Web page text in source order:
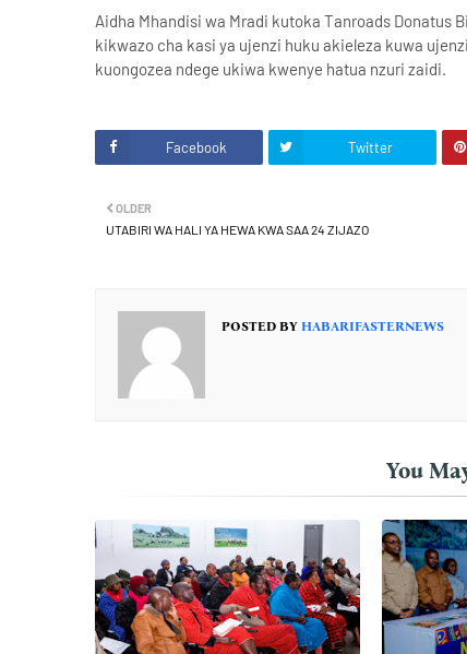
Aidha Mhandisi wa Mradi kutoka Tanroads Donatus
kikwazo cha kasi ya ujenzi huku akieleza kuwa
kuongozea ndege ukiwa kwenye hatua nzuri zaidi.
Facebook Twitter
OLDER
UTABIRI WA HALI YA HEWA KWA SAA 24 ZIJAZO
POSTED BY HABARIFASTERNEWS
You